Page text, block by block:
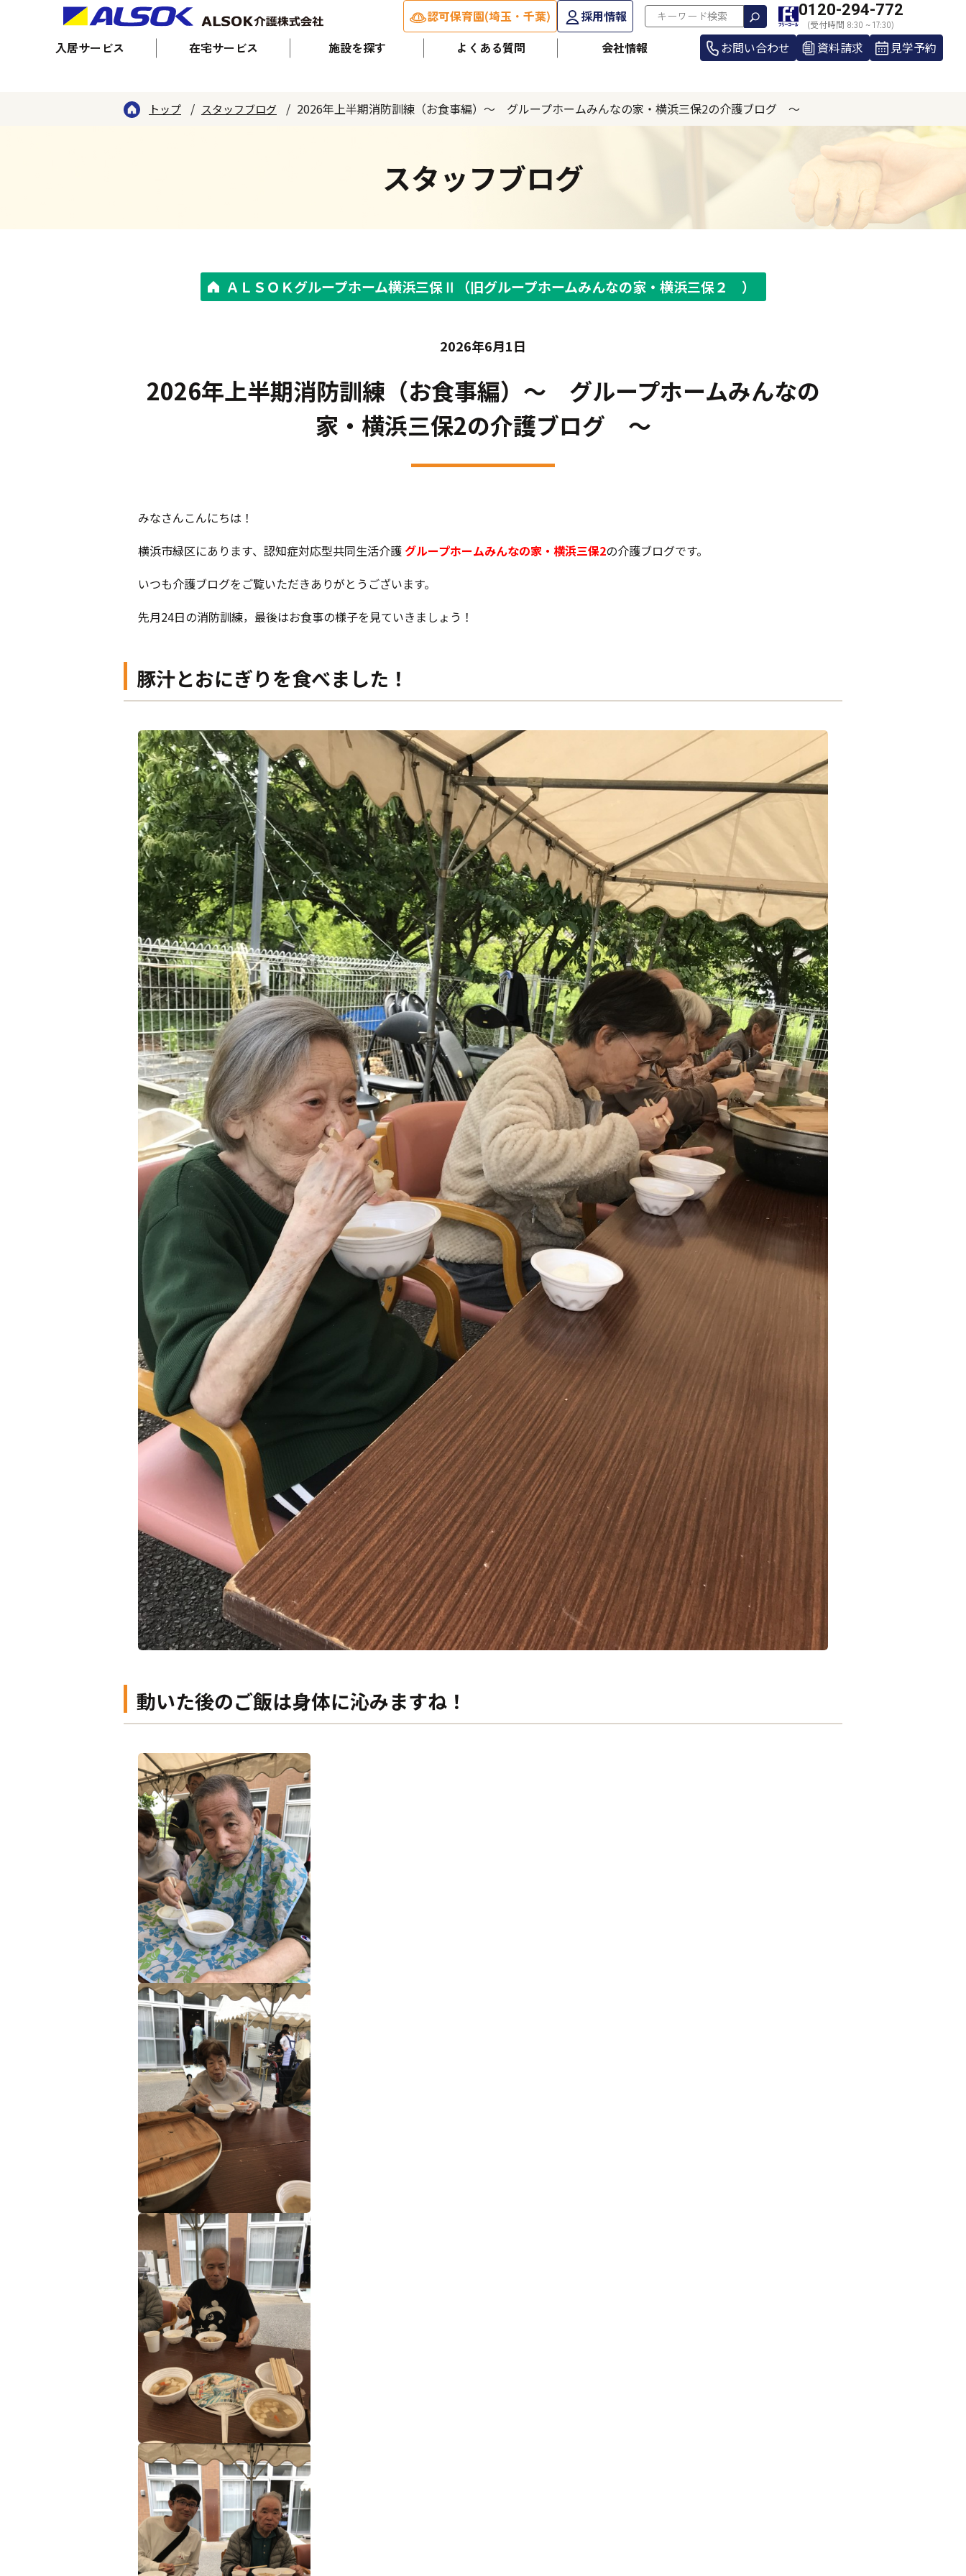
認可保育園(埼玉・千葉) 採用情報 0120-294-772
(受付時間 8:30 ~ 17:30)
入居サービス 在宅サービス 施設を探す よくある質問 会社情報 お問い合わせ 資料請求 見学予約
トップ スタッフブログ 2026年上半期消防訓練（お食事編）～ グループホームみんなの家・横浜三保2の介護ブログ ～
スタッフブログ
ＡＬＳＯＫグループホーム横浜三保Ⅱ（旧グループホームみんなの家・横浜三保２ ）
2026年6月1日
2026年上半期消防訓練（お食事編）～ グループホームみんなの
家・横浜三保2の介護ブログ ～
みなさんこんにちは！
横浜市緑区にあります、認知症対応型共同生活介護グループホームみんなの家・横浜三保2の介護ブログです。
いつも介護ブログをご覧いただきありがとうございます。
先月24日の消防訓練，最後はお食事の様子を見ていきましょう！
豚汁とおにぎりを食べました！
動いた後のご飯は身体に沁みますね！